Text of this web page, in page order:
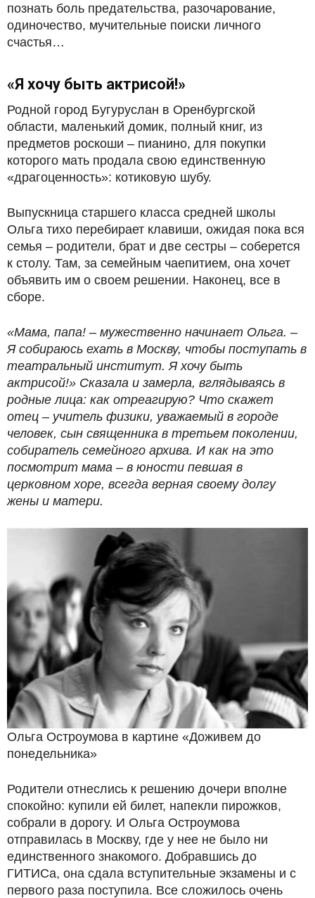
познать боль предательства, разочарование,
одиночество, мучительные поиски личного
счастья…
«Я хочу быть актрисой!»
Родной город Бугуруслан в Оренбургской
области, маленький домик, полный книг, из
предметов роскоши – пианино, для покупки
которого мать продала свою единственную
«драгоценность»: котиковую шубу.
Выпускница старшего класса средней школы
Ольга тихо перебирает клавиши, ожидая пока вся
семья – родители, брат и две сестры – соберется
к столу. Там, за семейным чаепитием, она хочет
объявить им о своем решении. Наконец, все в
сборе.
«Мама, папа! – мужественно начинает Ольга. –
Я собираюсь ехать в Москву, чтобы поступать в
театральный институт. Я хочу быть
актрисой!» Сказала и замерла, вглядываясь в
родные лица: как отреагирую? Что скажет
отец – учитель физики, уважаемый в городе
человек, сын священника в третьем поколении,
собиратель семейного архива. И как на это
посмотрит мама – в юности певшая в
церковном хоре, всегда верная своему долгу
жены и матери.
Ольга Остроумова в картине «Доживем до
понедельника»
Родители отнеслись к решению дочери вполне
спокойно: купили ей билет, напекли пирожков,
собрали в дорогу. И Ольга Остроумова
отправилась в Москву, где у нее не было ни
единственного знакомого. Добравшись до
ГИТИСа, она сдала вступительные экзамены и с
первого раза поступила. Все сложилось очень